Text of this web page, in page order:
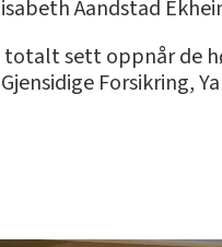
Aandstad
sett oppnår de
Forsikring,